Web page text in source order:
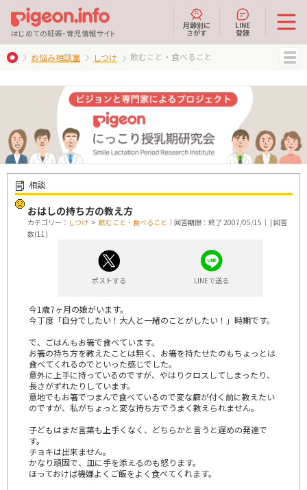
はじめての妊娠・育児情報サイト
月齢別に
さがす
LINE
登録
お悩み相談室 しつけ 飲むこと・食べること
相談
おはしの持ち方の教え方
カテゴリー： しつけ > 飲むこと・食べること ｜回答期限：終了 2007/05/15｜ | 回答
数(11)
ポストする LINEで送る
今1歳7ヶ月の娘がいます。
今丁度「自分でしたい！大人と一緒のことがしたい！」時期です。
で、ごはんもお箸で食べています。
お箸の持ち方を教えたことは無く、お箸を持たせたのもちょっとは
食べてくれるのでといった感じでした。
意外に上手に持っているのですが、やはりクロスしてしまったり、
長さがずれたりしています。
意地でもお箸でつまんで食べているので変な癖が付く前に教えたい
のですが、私がちょっと変な持ち方でうまく教えられません。
子どもはまだ言葉も上手くなく、どちらかと言うと遅めの発達で
す。
チョキは出来ません。
かなり頑固で、皿に手を添えるのも怒ります。
ほっておけば機嫌よくご飯をよく食べてくれます。